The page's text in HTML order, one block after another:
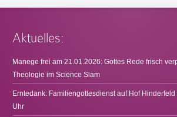
Aktuelles:
Manege frei am 21.01.2026: Gottes Rede frisch
Theologie im Science Slam
Erntedank: Familiengottesdienst auf Hof
Uhr